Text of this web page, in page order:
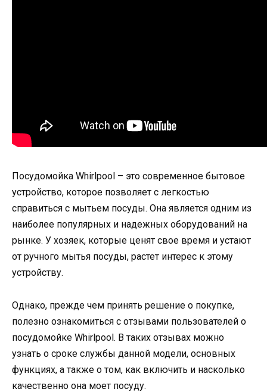
Посудомойка Whirlpool – это современное бытовое
устройство, которое позволяет с легкостью
справиться с мытьем посуды. Она является одним из
наиболее популярных и надежных оборудований на
рынке. У хозяек, которые ценят свое время и устают
от ручного мытья посуды, растет интерес к этому
устройству.
Однако, прежде чем принять решение о покупке,
полезно ознакомиться с отзывами пользователей о
посудомойке Whirlpool. В таких отзывах можно
узнать о сроке службы данной модели, основных
функциях, а также о том, как включить и насколько
качественно она моет посуду.